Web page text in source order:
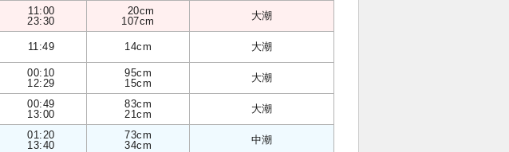
11:00
23:30
20cm
107cm
大潮
11:49 14cm 大潮
00:10
12:29
95cm
15cm
大潮
00:49
13:00
83cm
21cm
大潮
01:20
13:40
73cm
34cm
中潮